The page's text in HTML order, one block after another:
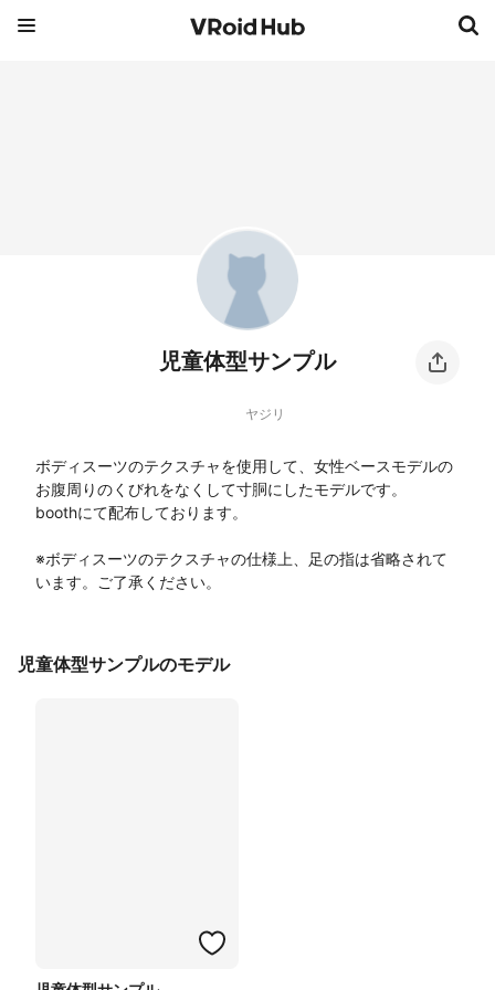
児童体型サンプル
ヤジリ
ボディスーツのテクスチャを使用して、女性ベースモデルの
お腹周りのくびれをなくして寸胴にしたモデルです。
boothにて配布しております。
※ボディスーツのテクスチャの仕様上、足の指は省略されて
います。ご了承ください。
児童体型サンプルのモデル